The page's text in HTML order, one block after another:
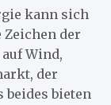
kann sich
Zeichen der
Wind,
der
beides bieten